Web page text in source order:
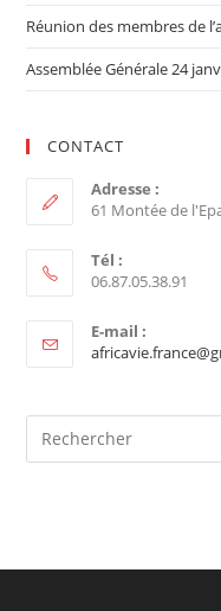
Réunion des membres de
Assemblée Générale 24
CONTACT
Adresse :
61 Montée de
Tél :
06.87.05.38.91
E-mail :